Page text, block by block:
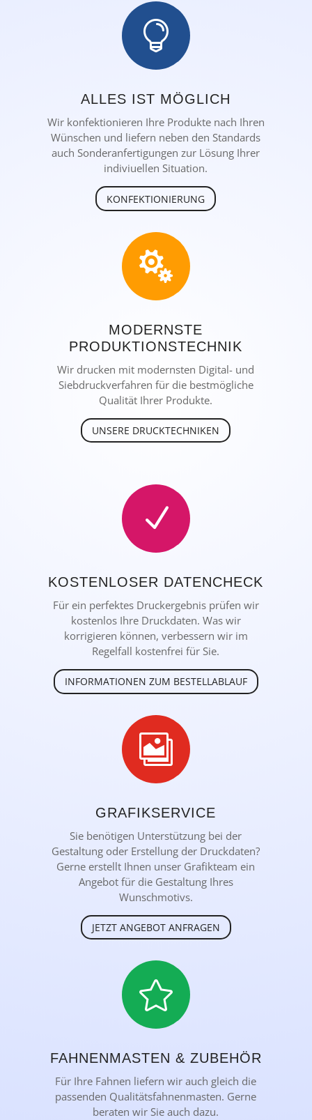

ALLES IST MÖGLICH
Wir konfektionieren Ihre Produkte nach Ihren
Wünschen und liefern neben den Standards
auch Sonderanfertigungen zur Lösung Ihrer
indiviuellen Situation.
KONFEKTIONIERUNG

MODERNSTE
PRODUKTIONSTECHNIK
Wir drucken mit modernsten Digital- und
Siebdruckverfahren für die bestmögliche
Qualität Ihrer Produkte.
UNSERE DRUCKTECHNIKEN
N
KOSTENLOSER DATENCHECK
Für ein perfektes Druckergebnis prüfen wir
kostenlos Ihre Druckdaten. Was wir
korrigieren können, verbessern wir im
Regelfall kostenfrei für Sie.
INFORMATIONEN ZUM BESTELLABLAUF

GRAFIKSERVICE
Sie benötigen Unterstützung bei der
Gestaltung oder Erstellung der Druckdaten?
Gerne erstellt Ihnen unser Grafikteam ein
Angebot für die Gestaltung Ihres
Wunschmotivs.
JETZT ANGEBOT ANFRAGEN

FAHNENMASTEN & ZUBEHÖR
Für Ihre Fahnen liefern wir auch gleich die
passenden Qualitätsfahnenmasten. Gerne
beraten wir Sie auch dazu.